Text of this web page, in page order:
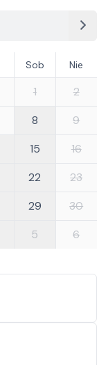
Sob Nie
1
2
8
9
15
16
22
23
29
30
5 6